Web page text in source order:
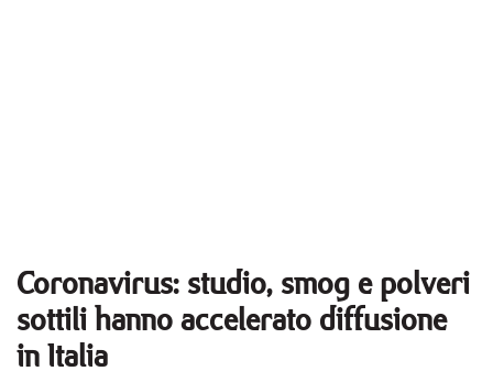
Coronavirus: studio, smog e polveri
sottili hanno accelerato diffusione
in Italia